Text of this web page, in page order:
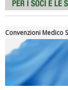
Tiziano Pesce a
Convenzioni Medico